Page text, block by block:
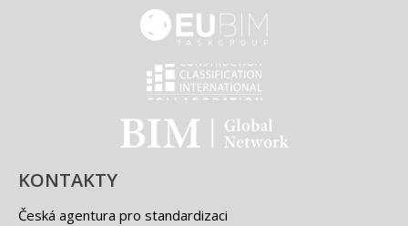
KONTAKTY
Česká agentura pro standardizaci
EUBIM - logo
Classification international -
BIM - logo